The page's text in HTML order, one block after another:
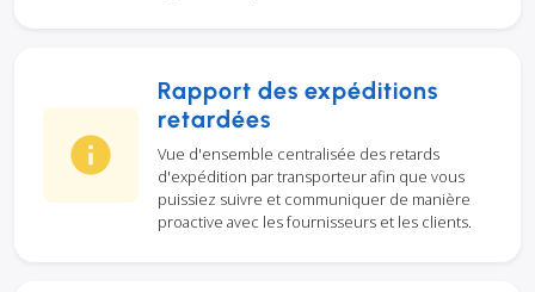
Rapport des expéditions
retardées
Vue d'ensemble centralisée des retards
d'expédition par transporteur afin que vous
puissiez suivre et communiquer de manière
proactive avec les fournisseurs et les clients.